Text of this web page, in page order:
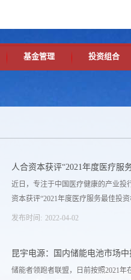
基金管理 投资组合
人合资本获评“2021年度医疗服
近日，专注于中国医疗健康的产业投
资本获评“2021年度医疗服务最佳投资
发布时间: 2022-04-02
昆宇电源：国内储能电池市场
储能者领跑者联盟，日前按照2021